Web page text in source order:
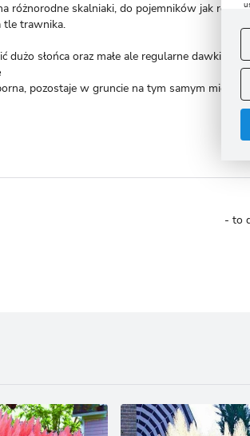
na różnorodne skalniaki, do pojemników jak
tle trawnika.
dużo słońca oraz małe ale regularne dawki
pozostaje w gruncie na tym samym miejscu.
- to